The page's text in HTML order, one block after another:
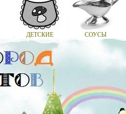
ДЕТСКИЕ СОУСЫ